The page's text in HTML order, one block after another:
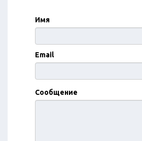
Имя
Email
Сообщение